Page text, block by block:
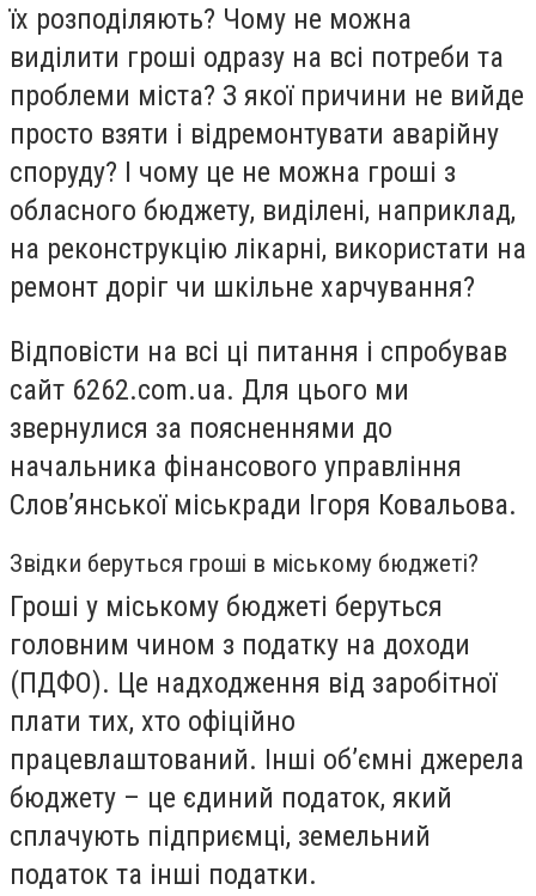
їх розподіляють? Чому не можна
виділити гроші одразу на всі потреби та
проблеми міста? З якої причини не вийде
просто взяти і відремонтувати аварійну
споруду? І чому це не можна гроші з
обласного бюджету, виділені, наприклад,
на реконструкцію лікарні, використати на
ремонт доріг чи шкільне харчування?
Відповісти на всі ці питання і спробував
сайт 6262.com.ua. Для цього ми
звернулися за поясненнями до
начальника фінансового управління
Слов’янської міськради Ігоря Ковальова.
Звідки беруться гроші в міському бюджеті?
Гроші у міському бюджеті беруться
головним чином з податку на доходи
(ПДФО). Це надходження від заробітної
плати тих, хто офіційно
працевлаштований. Інші об’ємні джерела
бюджету – це єдиний податок, який
сплачують підприємці, земельний
податок та інші податки.